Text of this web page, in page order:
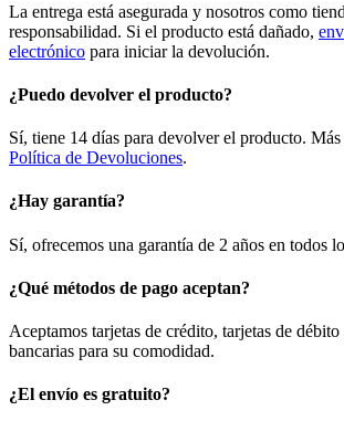
La entrega está asegurada y nosotros como
responsabilidad. Si el producto está dañado,
electrónico para iniciar la devolución.
¿Puedo devolver el producto?
Sí, tiene 14 días para devolver el producto. Más
Política de Devoluciones.
¿Hay garantía?
Sí, ofrecemos una garantía de 2 años en todos
¿Qué métodos de pago aceptan?
Aceptamos tarjetas de crédito, tarjetas de
bancarias para su comodidad.
¿El envío es gratuito?